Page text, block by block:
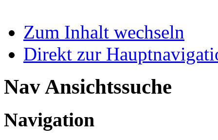
Zum Inhalt wechseln
Direkt zur
Nav Ansichtssuche
Navigation